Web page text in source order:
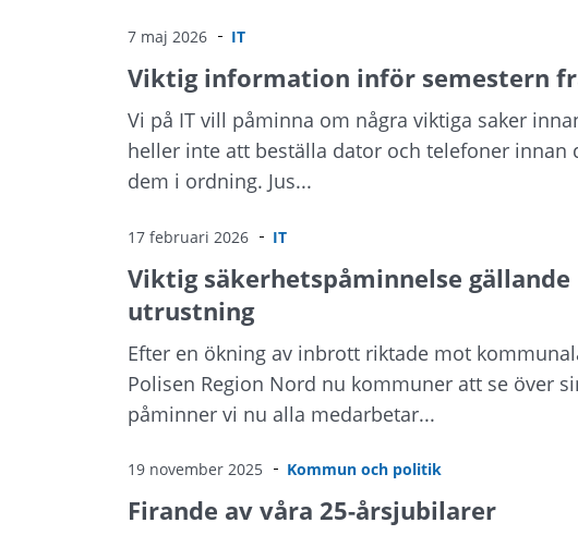
7 maj 2026 IT
Viktig information inför semestern
Vi på IT vill påminna om några viktiga saker
heller inte att beställa dator och telefoner innan
dem i ordning. Jus...
17 februari 2026 IT
Viktig säkerhetspåminnelse
utrustning
Efter en ökning av inbrott riktade mot
Polisen Region Nord nu kommuner att se över
påminner vi nu alla medarbetar...
19 november 2025 Kommun och politik
Firande av våra 25-års­jubilarer